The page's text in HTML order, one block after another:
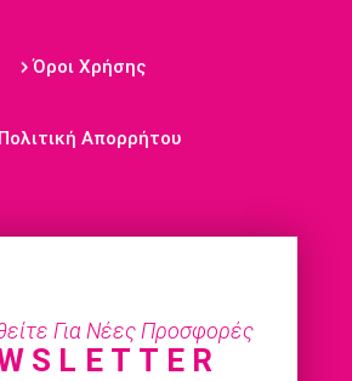
Όροι Χρήσης
Πολιτική Απορρήτου
Για Νέες Προσφορές